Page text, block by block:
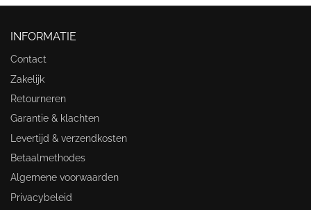
INFORMATIE
Contact
Zakelijk
Retourneren
Garantie & klachten
Levertijd & verzendkosten
Betaalmethodes
Algemene voorwaarden
Privacybeleid